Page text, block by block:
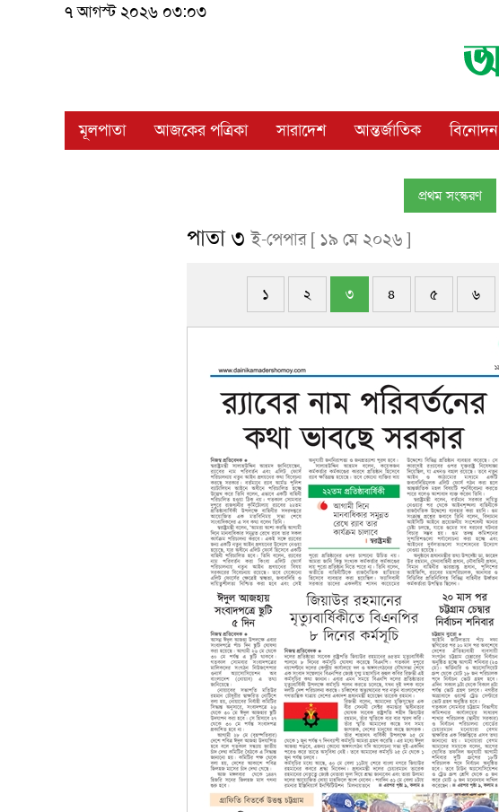
৭ আগস্ট ২০২৬ ০৩:০৩
মূলপাতা আজকের পত্রিকা সারাদেশ আন্তর্জাতিক বিনোদন
প্রথম সংস্করণ
পাতা ৩ই-পেপার [ ১৯ মে ২০২৬ ]
১ ২ ৩ ৪ ৫ ৬